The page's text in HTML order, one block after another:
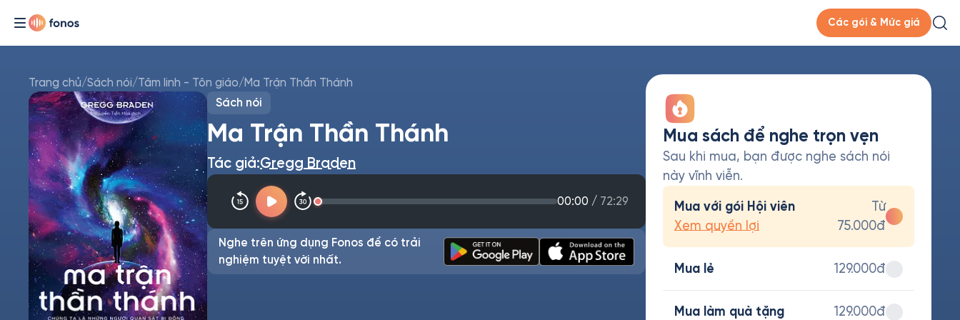
Các gói & Mức giá
Trang chủ/Sách nói/Tâm linh - Tôn giáo/Ma Trận Thần Thánh
Sách nói
Ma Trận Thần Thánh
Tác giả:Gregg Braden
00:00 / 72:29
Nghe trên ứng dụng Fonos để có trải
nghiệm tuyệt vời nhất.
Mua sách để nghe trọn vẹn
Sau khi mua, bạn được nghe sách nói
này vĩnh viễn.
Mua với gói Hội viên
Xem quyền lợi
Từ
75.000đ
Mua lẻ 129.000đ
Mua làm quà tặng 129.000đ